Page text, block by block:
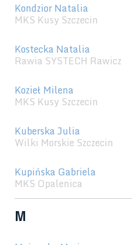
Kondzior Natalia
MKS Kusy Szczecin
Kostecka Natalia
Rawia SYSTECH Rawicz
Kozieł Milena
MKS Kusy Szczecin
Kuberska Julia
Wilki Morskie Szczecin
Kupińska Gabriela
MKS Opalenica
M